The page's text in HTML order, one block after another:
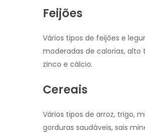
Feijões
Vários tipos de feijões e
moderadas de calorias,
zinco e cálcio.
Cereais
Vários tipos de arroz, trigo,
gorduras saudáveis, sais